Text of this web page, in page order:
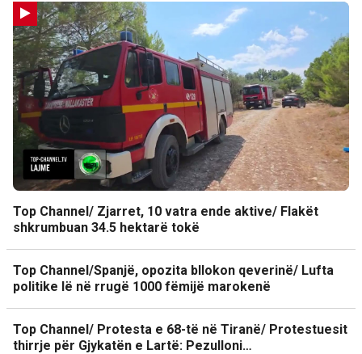
Top Channel/ Zjarret, 10 vatra ende aktive/ Flakët
shkrumbuan 34.5 hektarë tokë
Top Channel/Spanjë, opozita bllokon qeverinë/ Lufta
politike lë në rrugë 1000 fëmijë marokenë
Top Channel/ Protesta e 68-të në Tiranë/ Protestuesit
thirrje për Gjykatën e Lartë: Pezulloni…